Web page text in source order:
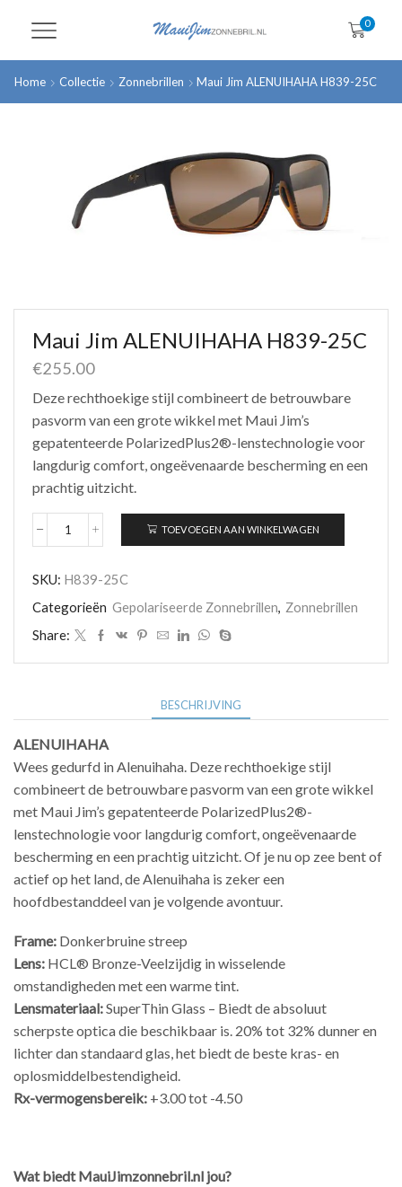
0
Home Collectie Zonnebrillen Maui Jim ALENUIHAHA H839-25C
Maui Jim ALENUIHAHA H839-25C
€255.00
Deze rechthoekige stijl combineert de betrouwbare
pasvorm van een grote wikkel met Maui Jim’s
gepatenteerde PolarizedPlus2®-lenstechnologie voor
langdurig comfort, ongeëvenaarde bescherming en een
prachtig uitzicht.
Maui
H839-
25C
aantal
TOEVOEGEN AAN WINKELWAGEN
SKU: H839-25C
Categorieën Gepolariseerde Zonnebrillen, Zonnebrillen
Share:
BESCHRIJVING
ALENUIHAHA
Wees gedurfd in Alenuihaha. Deze rechthoekige stijl
combineert de betrouwbare pasvorm van een grote wikkel
met Maui Jim’s gepatenteerde PolarizedPlus2®-
lenstechnologie voor langdurig comfort, ongeëvenaarde
bescherming en een prachtig uitzicht. Of je nu op zee bent of
actief op het land, de Alenuihaha is zeker een
hoofdbestanddeel van je volgende avontuur.
Frame: Donkerbruine streep
Lens: HCL® Bronze-Veelzijdig in wisselende
omstandigheden met een warme tint.
Lensmateriaal:SuperThin Glass – Biedt de absoluut
scherpste optica die beschikbaar is. 20% tot 32% dunner en
lichter dan standaard glas, het biedt de beste kras- en
oplosmiddelbestendigheid.
Rx-vermogensbereik: +3.00 tot -4.50
Wat biedt MauiJimzonnebril.nl jou?